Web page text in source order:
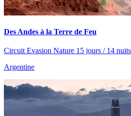
Des Andes à la Terre de Feu
Circuit Evasion Nature 15 jours / 14 nuits
Argentine